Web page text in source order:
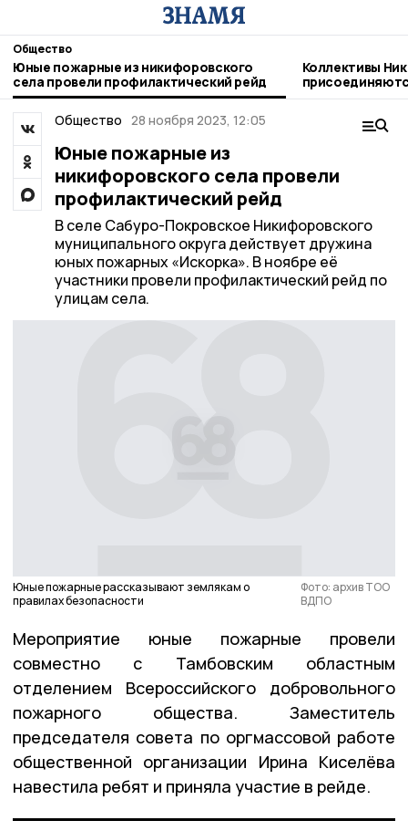
Общество
Юные пожарные из никифоровского
села провели профилактический рейд
Коллективы
Общество 28 ноября 2023, 12:05
Юные пожарные из
никифоровского села провели
профилактический рейд
В селе Сабуро-Покровское Никифоровского
муниципального округа действует дружина
юных пожарных «Искорка». В ноябре её
участники провели профилактический рейд по
улицам села.
Юные пожарные рассказывают землякам о
правилах безопасности
Фото: архив ТОО
ВДПО
Мероприятие юные пожарные провели
совместно с Тамбовским областным
отделением Всероссийского добровольного
пожарного общества. Заместитель
председателя совета по оргмассовой работе
общественной организации Ирина Киселёва
навестила ребят и приняла участие в рейде.